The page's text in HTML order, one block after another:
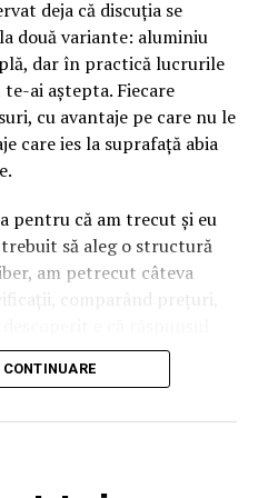
deja că discuția se
două variante: aluminiu
dar în practică lucrurile
ai aștepta. Fiecare
cu avantaje pe care nu le
care ies la suprafață abia
pentru că am trecut și eu
trebuit să aleg o structură
am petrecut câteva
comparând prețuri,
de cât de des muți
ai de înfruntat.
decât